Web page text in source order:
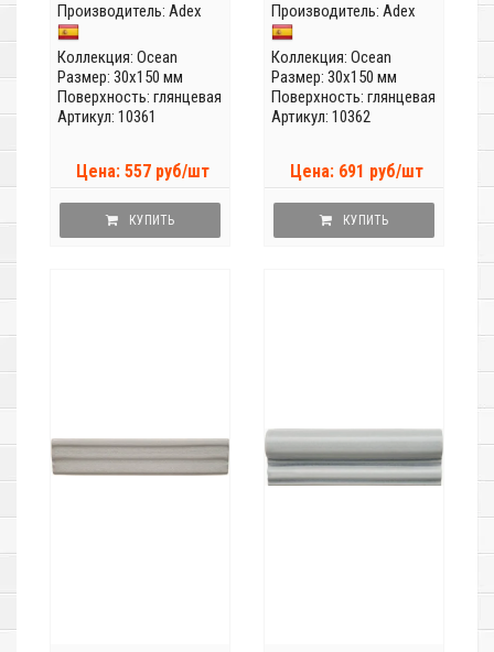
Производитель: Adex
Коллекция: Ocean
Размер: 30x150 мм
Поверхность: глянцевая
Артикул: 10361
Цена: 557 руб/шт
КУПИТЬ
Производитель: Adex
Коллекция: Ocean
Размер: 30x150 мм
Поверхность: глянцевая
Артикул: 10362
Цена: 691 руб/шт
КУПИТЬ